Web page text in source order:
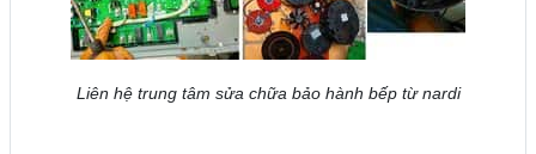
Liên hệ trung tâm sửa chữa bảo hành bếp từ nardi